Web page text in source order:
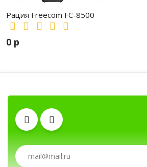
Рация Freecom FC-8500
0 р
Антенны
Автомобильные рации,
Клипсы